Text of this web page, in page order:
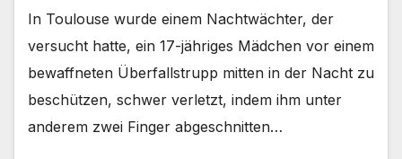
In Toulouse wurde einem Nachtwächter, der
versucht hatte, ein 17-jähriges Mädchen vor einem
bewaffneten Überfallstrupp mitten in der Nacht zu
beschützen, schwer verletzt, indem ihm unter
anderem zwei Finger abgeschnitten…